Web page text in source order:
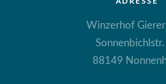
Winzerhof Gierer
Sonnenbichlstr.
88149